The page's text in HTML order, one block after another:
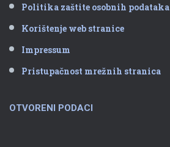
Politika zaštite osobnih podataka
Korištenje web stranice
Impressum
Pristupačnost mrežnih stranica
OTVORENI PODACI